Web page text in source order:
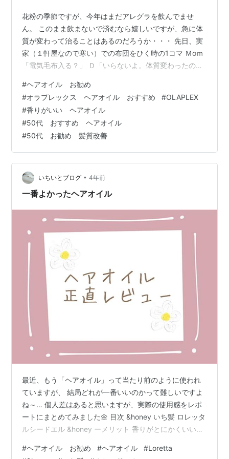
花粉の季節ですが、今年はまだアレグラを飲んでませ
ん。 このまま飲まないで済むなら嬉しいですが、急に体
質が変わって治ることはあるのだろうか・・・ 先日、実
家（１軒屋なので寒い）での布団をひく時の1コマ Ｍoｍ
「電気毛布入る？」 Ｄ「いらないよ。体質変わったの
制限してるからかな。」 Ｍoｍ「太ったからじゃな
い？？」 Ｄ「・・・・。」 オーマイガー反論でき
ぬ、、、、😭 でも今年から本格的に飲んでるアカデミア
酵母のおかげなのか1キロ減って、増えることはなく、停
滞中。 あと4キロは無理だとしても2キロは痩せたい。 な
によりも、炭水化物を食べてもこれを飲め…
#ヘアオイル お勧め
#オラプレックス ヘアオイル おすすめ #OLAPLEX
#香りがいい ヘアオイル
#50代 おすすめ ヘアオイル
#50代 お勧め 髪質改善
いちいとブログ • 4年前
一番よかったヘアオイル
最近、もう「ヘアオイル」って当たり前のように使われ
ていますが、 結局どれが一番いいのかって難しいですよ
ね～… 個人差はあると思いますが、実際の使用感をレポ
ートにまとめてみました🌼 目次 &honey いち髪 ロレッタ
ルシードエル &honey ーメリット 香りがとにかくいいで
づかれました笑 どれがお好みかはお店のテスターを試し
#ヘアオイル お勧め #ヘアオイル #Loretta